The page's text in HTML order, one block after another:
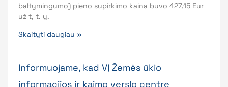
baltymingumo) pieno supirkimo kaina buvo 427,15 Eur
už t, t. y.
Skaityti daugiau »
Informuojame, kad VĮ Žemės ūkio
informacijos ir kaimo verslo centre